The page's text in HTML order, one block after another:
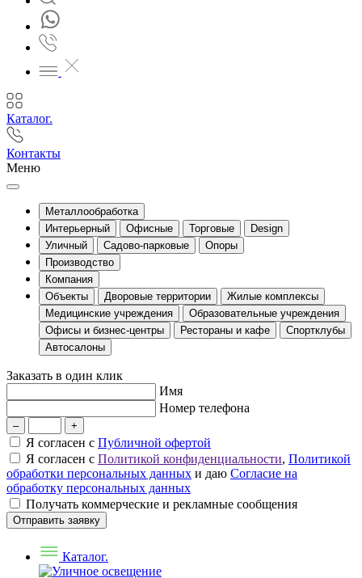
Каталог.
Контакты
Меню
Металлообработка
Интерьерный
Офисные Торговые
Design
Уличный
Садово-парковые
Опоры
Производство
Компания
Объекты
Дворовые территории
Жилые комплексы
Медицинские учреждения
Образовательные учреждения
Офисы и бизнес-центры
Рестораны и кафе
Спортклубы
Автосалоны
Заказать в один клик
Имя
Номер телефона
– +
Я согласен с Публичной офертой
Я согласен с Политикой конфиденциальности, Политикой
обработки персональных данных и даю Согласие на
обработку персональных данных
Получать коммерческие и рекламные сообщения
Отправить заявку
Каталог.